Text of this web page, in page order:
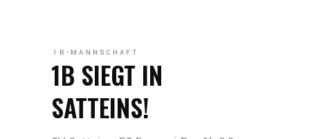
1B-MANNSCHAFT
1B SIEGT IN
SATTEINS!